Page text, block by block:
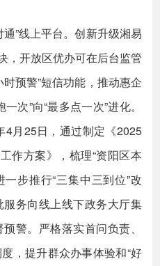
”线上平台。创新升级湘易
，开放区优办可在后台监管
预警”短信功能，推动惠企
次”向“最多点一次”进化。
4月25日，通过制定《2025
作方案》，梳理“资阳区本
一步推行“三集中三到位”改
务向线上线下政务大厅集
警。严格落实首问负责、
，提升群众办事体验和“好